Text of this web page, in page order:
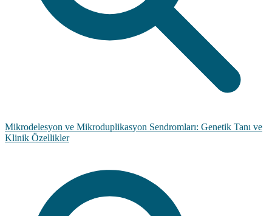
Mikrodelesyon ve Mikroduplikasyon Sendromları: Genetik Tanı ve
Klinik Özellikler